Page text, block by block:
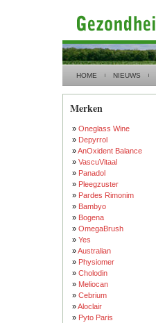
HOME NIEUWS
Merken
» Oneglass Wine
» Depyrrol
»AnOxident Balance
» VascuVitaal
» Panadol
» Pleegzuster
» Pardes Rimonim
» Bambyo
» Bogena
» OmegaBrush
» Yes
»Australian
» Physiomer
» Cholodin
» Meliocan
» Cebrium
»Aloclair
» Pyto Paris